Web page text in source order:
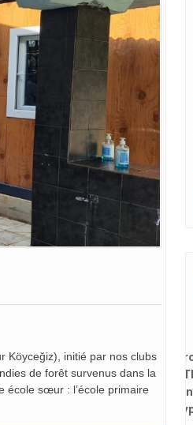
Köyceğiz), initié par nos clubs
de forêt survenus dans la
école sœur : l’école primaire